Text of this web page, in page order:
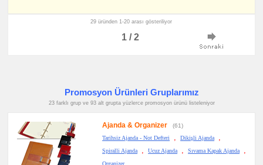
29 üründen 1-20 arası gösteriliyor
1 / 2
Promosyon Ürünleri Gruplarımız
23 farklı grup ve 93 alt grupta yüzlerce promosyon ürünü listeleniyor
Ajanda & Organizer
(61)
Tarihsiz Ajanda - Not Defteri
, Dikişli Ajanda ,
Spiralli Ajanda , Ucuz Ajanda , Sıvama Kapak Ajanda ,